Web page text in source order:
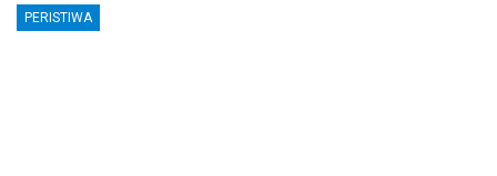
PERISTIWA